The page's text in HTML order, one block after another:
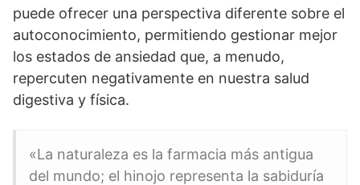
puede ofrecer una perspectiva diferente sobre el
autoconocimiento, permitiendo gestionar mejor
los estados de ansiedad que, a menudo,
repercuten negativamente en nuestra salud
digestiva y física.
«La naturaleza es la farmacia más antigua
del mundo; el hinojo representa la sabiduría